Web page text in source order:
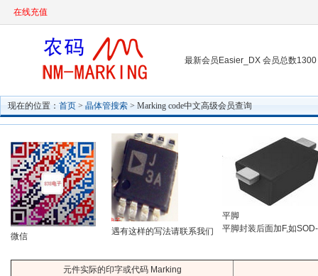
在线充值
最新会员Easier_DX 会员总数1300
现在的位置： 首页 > 晶体管搜索 > Marking code中文高级会员查询
微信 遇有这样的写法请联系我们
平脚
平脚封装后面加F,如
元件实际的印字或代码 Marking